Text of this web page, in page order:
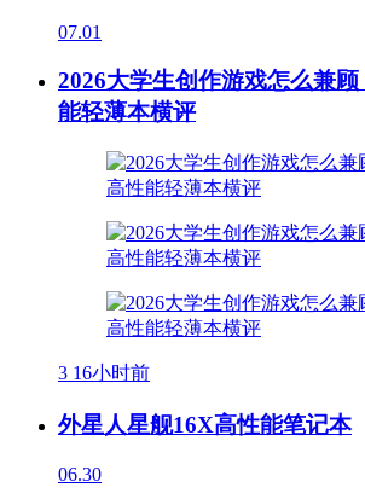
07.01
2026大学生创作游戏怎么兼
能轻薄本横评
3 16小时前
外星人星舰16X高性能笔记本
06.30